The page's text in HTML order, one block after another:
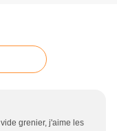
grenier, j'aime les